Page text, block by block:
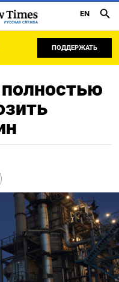
РУССКАЯ СЛУЖБА
EN
ПОДДЕРЖАТЬ